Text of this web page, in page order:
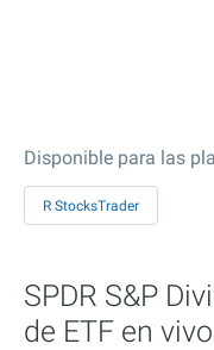
Disponible para las
R StocksTrader
SPDR S&P
de ETF en vivo